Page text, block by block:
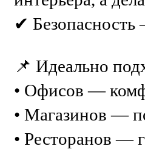
✔ Безопасность
📌 Идеально
• Офисов —
• Магазинов —
• Ресторанов —